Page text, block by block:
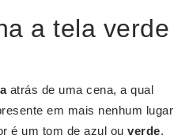
a tela verde
atrás de uma cena, a qual
em mais nenhum lugar
é um tom de azul ou verde.